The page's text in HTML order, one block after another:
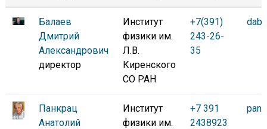
Балаев
Дмитрий
Александрович
директор
Институт
физики им.
Л.В.
Киренского
СО РАН
+7(391)
243-26-
35
Панкрац
Анатолий
Институт
физики им.
+7 391
2438923